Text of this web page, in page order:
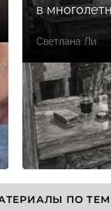
в
Светлана Ли
ПО